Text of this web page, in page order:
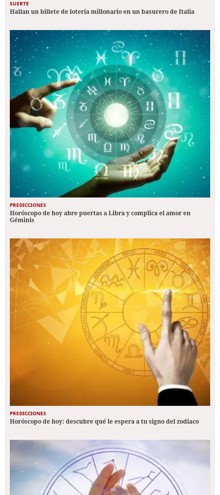
SUERTE
Hallan un billete de lotería millonario en un basurero de Italia
PREDICCIONES
Horóscopo de hoy abre puertas a Libra y complica el amor en
Géminis
PREDICCIONES
Horóscopo de hoy: descubre qué le espera a tu signo del zodiaco